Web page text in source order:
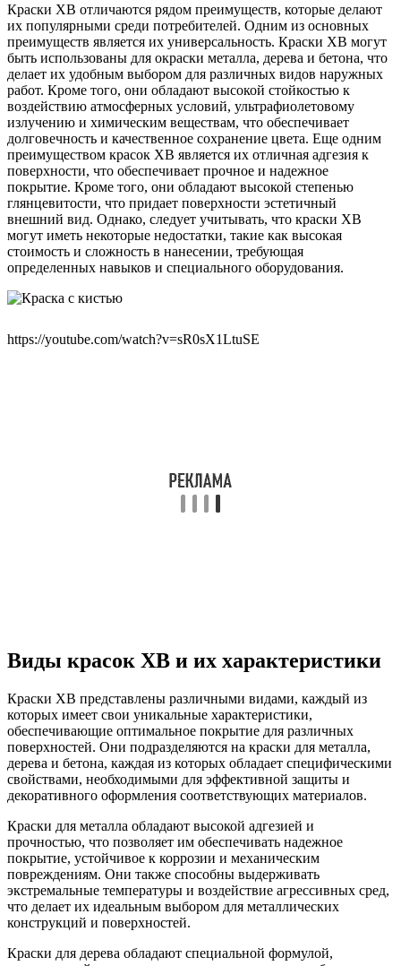
Краски ХВ отличаются рядом преимуществ, которые делают
их популярными среди потребителей. Одним из основных
преимуществ является их универсальность. Краски ХВ могут
быть использованы для окраски металла, дерева и бетона, что
делает их удобным выбором для различных видов наружных
работ. Кроме того, они обладают высокой стойкостью к
воздействию атмосферных условий, ультрафиолетовому
излучению и химическим веществам, что обеспечивает
долговечность и качественное сохранение цвета. Еще одним
преимуществом красок ХВ является их отличная адгезия к
поверхности, что обеспечивает прочное и надежное
покрытие. Кроме того, они обладают высокой степенью
глянцевитости, что придает поверхности эстетичный
внешний вид. Однако, следует учитывать, что краски ХВ
могут иметь некоторые недостатки, такие как высокая
стоимость и сложность в нанесении, требующая
определенных навыков и специального оборудования.
https://youtube.com/watch?v=sR0sX1LtuSE
Виды красок ХВ и их характеристики
Краски ХВ представлены различными видами, каждый из
которых имеет свои уникальные характеристики,
обеспечивающие оптимальное покрытие для различных
поверхностей. Они подразделяются на краски для металла,
дерева и бетона, каждая из которых обладает специфическими
свойствами, необходимыми для эффективной защиты и
декоративного оформления соответствующих материалов.
Краски для металла обладают высокой адгезией и
прочностью, что позволяет им обеспечивать надежное
покрытие, устойчивое к коррозии и механическим
повреждениям. Они также способны выдерживать
экстремальные температуры и воздействие агрессивных сред,
что делает их идеальным выбором для металлических
конструкций и поверхностей.
Краски для дерева обладают специальной формулой,